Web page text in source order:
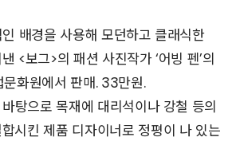
배경을 사용해 모던하고 클래식한
<보그>의 패션 사진작가 ‘어빙 펜’의
화원에서 판매. 33만원.
탕으로 목재에 대리석이나 강철 등의
시킨 제품 디자이너로 정평이 나 있는